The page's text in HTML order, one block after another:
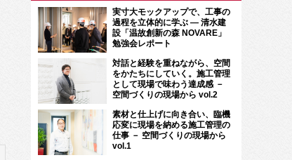
実寸大モックアップで、工事の
過程を立体的に学ぶ ― 清水建
設「温故創新の森 NOVARE」
勉強会レポート
対話と経験を重ねながら、空間
をかたちにしていく。施工管理
として現場で味わう達成感 －
空間づくりの現場から vol.2
素材と仕上げに向き合い、臨機
応変に現場を納める施工管理の
仕事 － 空間づくりの現場から
vol.1